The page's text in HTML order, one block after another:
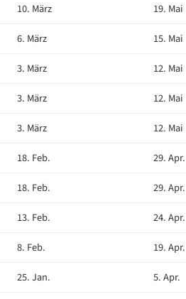
10. März 19. Mai
6. März 15. Mai
3. März 12. Mai
3. März 12. Mai
3. März 12. Mai
18. Feb. 29. Apr.
18. Feb. 29. Apr.
13. Feb. 24. Apr.
8. Feb. 19. Apr.
25. Jan. 5. Apr.